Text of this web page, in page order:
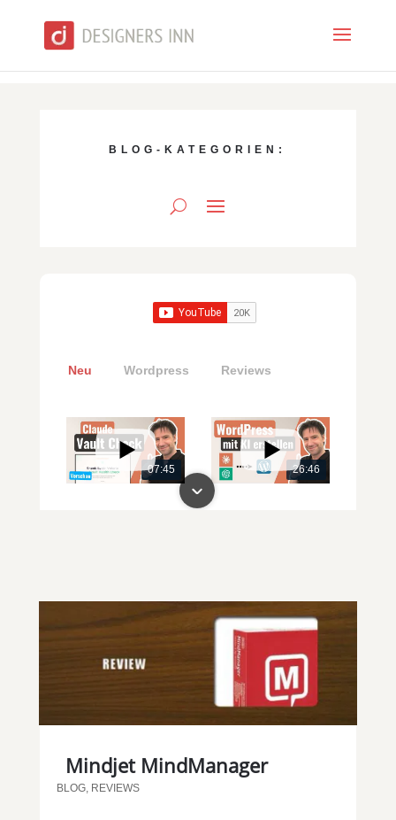
BLOG-KATEGORIEN:
Neu Wordpress Reviews
07:45 26:46
Mindjet MindManager
BLOG, REVIEWS